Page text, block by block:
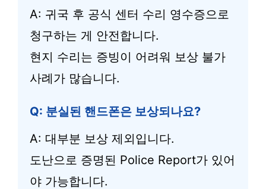
A: 귀국 후 공식 센터 수리 영수증으로
청구하는 게 안전합니다.
현지 수리는 증빙이 어려워 보상 불가
사례가 많습니다.
Q: 분실된 핸드폰은 보상되나요?
A: 대부분 보상 제외입니다.
도난으로 증명된 Police Report가 있어
야 가능합니다.